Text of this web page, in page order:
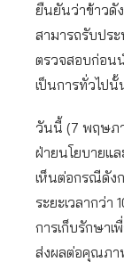
ยืนยันว่าข้าวดั
สามารถรับปร
ตรวจสอบก่อน
เป็นการทั่วไปนั้
วันนี้ (7 พฤษภ
ฝ่ายนโยบายแ
เห็นต่อกรณีดังก
ระยะเวลากว่า
การเก็บรักษา
ส่งผลต่อคุณภา